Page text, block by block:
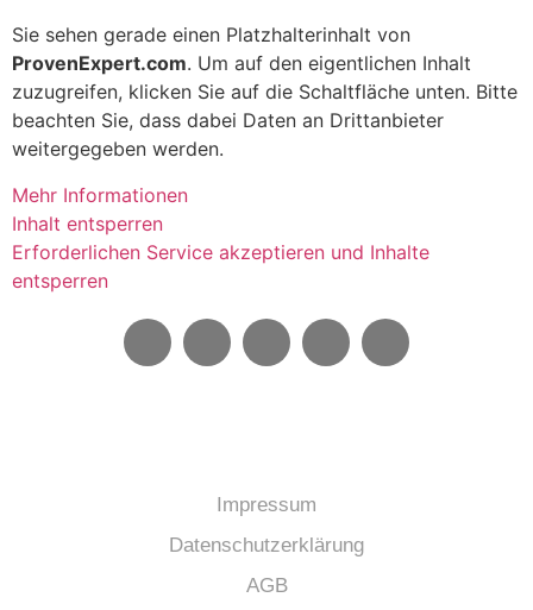
Sie sehen gerade einen Platzhalterinhalt von
ProvenExpert.com. Um auf den eigentlichen Inhalt
zuzugreifen, klicken Sie auf die Schaltfläche unten. Bitte
beachten Sie, dass dabei Daten an Drittanbieter
weitergegeben werden.
Mehr Informationen
Inhalt entsperren
Erforderlichen Service akzeptieren und Inhalte
entsperren
Impressum
Datenschutzerklärung
AGB